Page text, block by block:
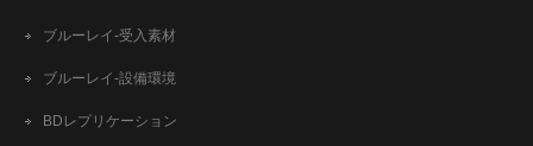
ブルーレイ-受入素材
ブルーレイ-設備環境
BDレプリケーション